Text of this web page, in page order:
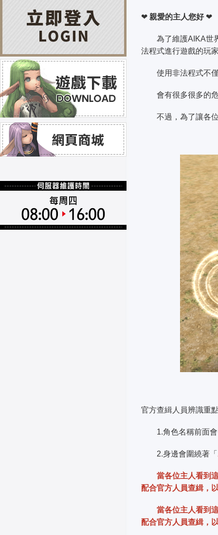
❤ 親愛的主人您好❤
為了維護AIKA世界
法程式進行遊戲的玩
使用非法程式不僅
會有很多很多的危
不過，為了讓各位
官方查緝人員辨識重
1.角色名稱前面會
2.身邊會圍繞著「
當各位主人看到
配合官方人員查緝，
當各位主人看到
配合官方人員查緝，